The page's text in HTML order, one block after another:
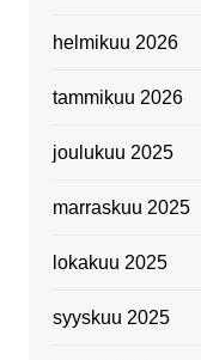
helmikuu 2026
tammikuu 2026
joulukuu 2025
marraskuu 2025
lokakuu 2025
syyskuu 2025